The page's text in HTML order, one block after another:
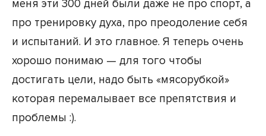
меня эти 300 дней были даже не про спорт, а
про тренировку духа, про преодоление себя
и испытаний. И это главное. Я теперь очень
хорошо понимаю — для того чтобы
достигать цели, надо быть «мясорубкой»
которая перемалывает все препятствия и
проблемы :).